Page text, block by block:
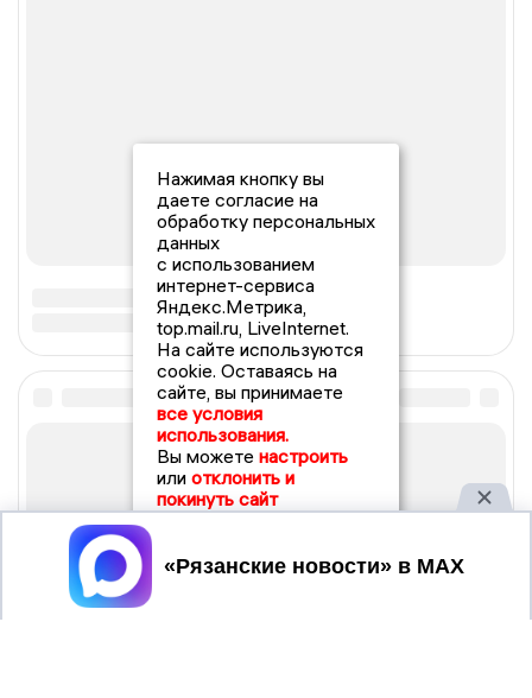
Нажимая кнопку вы
даете согласие на
обработку персональных
данных
с использованием
интернет-сервиса
Яндекс.Метрика,
top.mail.ru, LiveInternet.
На сайте используются
cookie. Оставаясь на
сайте, вы принимаете
все условия
использования.
Вы можете настроить
или отклонить и
покинуть сайт
Принять